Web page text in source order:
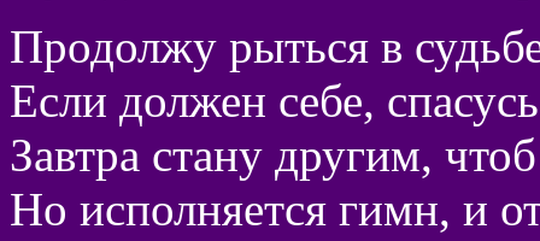
Продолжу рыться в
Если должен себе,
Завтра стану другим,
Но исполняется гимн, и